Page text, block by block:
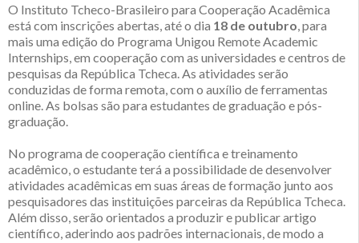
O Instituto Tcheco-Brasileiro para Cooperação Acadêmica
está com inscrições abertas, até o dia 18 de outubro , para
mais uma edição do Programa Unigou Remote Academic
Internships, em cooperação com as universidades e centros de
pesquisas da República Tcheca. As atividades serão
conduzidas de forma remota, com o auxílio de ferramentas
online. As bolsas são para estudantes de graduação e pós-
graduação.
No programa de cooperação científica e treinamento
acadêmico, o estudante terá a possibilidade de desenvolver
atividades acadêmicas em suas áreas de formação junto aos
pesquisadores das instituições parceiras da República Tcheca.
Além disso, serão orientados a produzir e publicar artigo
científico, aderindo aos padrões internacionais, de modo a